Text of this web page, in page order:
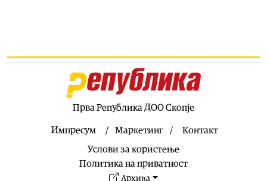
СДСМ: Мицкоски ја жртвува водата на
граѓаните за туѓи дата центри
Македонија|Во случајот во Ново Село не се
насилници и наркомани
Прва Република ДОО Скопје
Импресум Маркетинг
Контакт
Услови за користење
Политика на приватност
Архива